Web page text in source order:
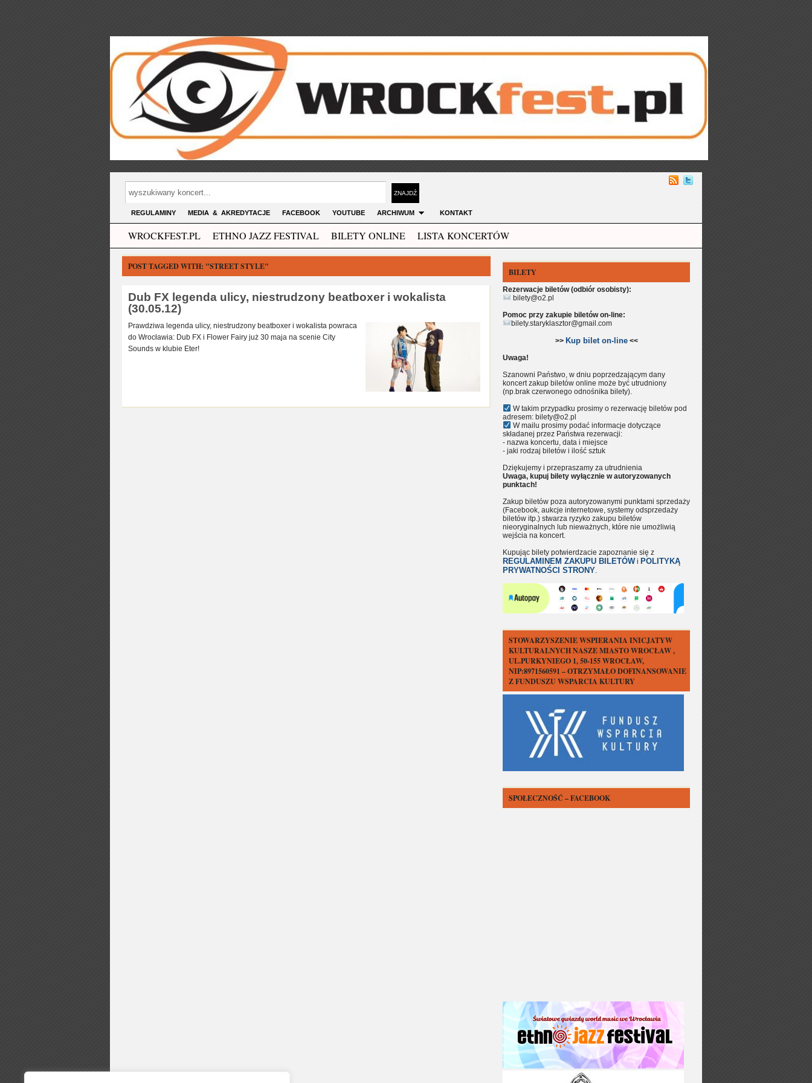
REGULAMINY MEDIA & AKREDYTACJE FACEBOOK YOUTUBE ARCHIWUM KONTAKT
WROCKFEST.PL ETHNO JAZZ FESTIVAL BILETY ONLINE LISTA KONCERTÓW
BILETY
Rezerwacje biletów (odbiór osobisty):
bilety@o2.pl
Pomoc przy zakupie biletów on-line:
bilety.staryklasztor@gmail.com
>> Kup bilet on-line<<
Uwaga!
Szanowni Państwo, w dniu poprzedzającym dany
koncert zakup biletów online może być utrudniony
(np.brak czerwonego odnośnika bilety).
W takim przypadku prosimy o rezerwację biletów pod
adresem: bilety@o2.pl
W mailu prosimy podać informacje dotyczące
składanej przez Państwa rezerwacji:
- nazwa koncertu, data i miejsce
- jaki rodzaj biletów i ilość sztuk
Dziękujemy i przepraszamy za utrudnienia
Uwaga, kupuj bilety wyłącznie w autoryzowanych
punktach!
Zakup biletów poza autoryzowanymi punktami sprzedaży
(Facebook, aukcje internetowe, systemy odsprzedaży
biletów itp.) stwarza ryzyko zakupu biletów
nieoryginalnych lub nieważnych, które nie umożliwią
wejścia na koncert.
Kupując bilety potwierdzacie zapoznanie się z
REGULAMINEM ZAKUPU BILETÓW i POLITYKĄ
PRYWATNOŚCI STRONY.
STOWARZYSZENIE WSPIERANIA INICJATYW
KULTURALNYCH NASZE MIASTO WROCŁAW ,
UL.PURKYNIEGO 1, 50-155 WROCŁAW,
NIP:8971560591 – OTRZYMAŁO DOFINANSOWANIE
Z FUNDUSZU WSPARCIA KULTURY
SPOŁECZNOŚĆ – FACEBOOK
POST TAGGED WITH: "STREET STYLE"
Dub FX legenda ulicy, niestrudzony beatboxer i wokalista
(30.05.12)
Prawdziwa legenda ulicy, niestrudzony beatboxer i wokalista powraca
do Wrocławia: Dub FX i Flower Fairy już 30 maja na scenie City
Sounds w klubie Eter!